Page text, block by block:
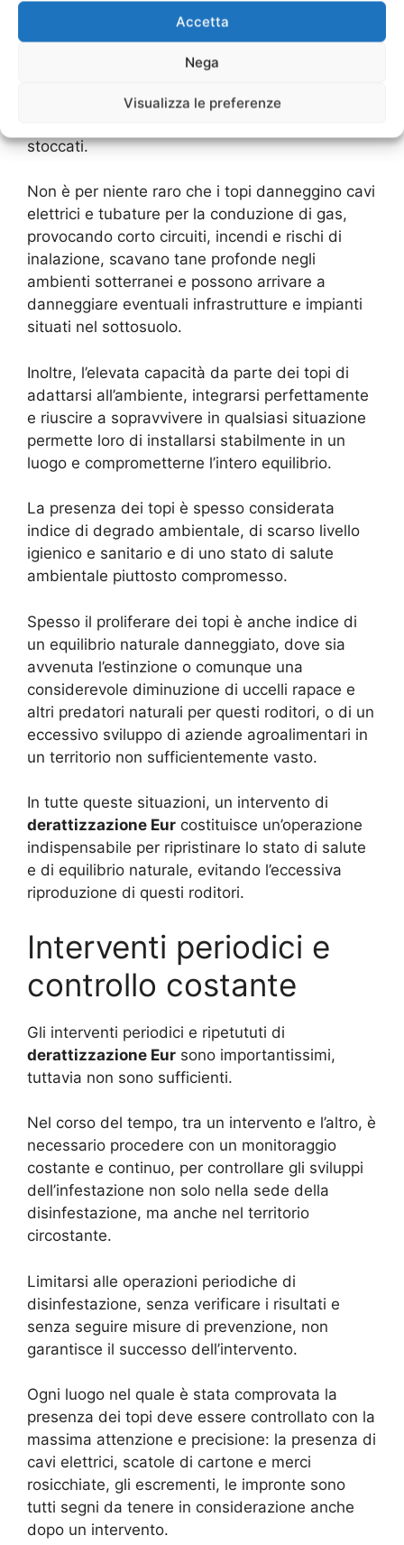
Accetta
Nega
Visualizza le preferenze
presenza dei topi
È bene considerare che i danni dovuti alla
contaminazione dei prodotti alimentari e degli
stoccati.
Non è per niente raro che i topi danneggino cavi
elettrici e tubature per la conduzione di gas,
provocando corto circuiti, incendi e rischi di
inalazione, scavano tane profonde negli
ambienti sotterranei e possono arrivare a
danneggiare eventuali infrastrutture e impianti
situati nel sottosuolo.
Inoltre, l’elevata capacità da parte dei topi di
adattarsi all’ambiente, integrarsi perfettamente
e riuscire a sopravvivere in qualsiasi situazione
permette loro di installarsi stabilmente in un
luogo e comprometterne l’intero equilibrio.
La presenza dei topi è spesso considerata
indice di degrado ambientale, di scarso livello
igienico e sanitario e di uno stato di salute
ambientale piuttosto compromesso.
Spesso il proliferare dei topi è anche indice di
un equilibrio naturale danneggiato, dove sia
avvenuta l’estinzione o comunque una
considerevole diminuzione di uccelli rapace e
altri predatori naturali per questi roditori, o di un
eccessivo sviluppo di aziende agroalimentari in
un territorio non sufficientemente vasto.
In tutte queste situazioni, un intervento di
derattizzazione Eur costituisce un’operazione
indispensabile per ripristinare lo stato di salute
e di equilibrio naturale, evitando l’eccessiva
riproduzione di questi roditori.
Interventi periodici e
controllo costante
Gli interventi periodici e ripetututi di
derattizzazione Eur sono importantissimi,
tuttavia non sono sufficienti.
Nel corso del tempo, tra un intervento e l’altro, è
necessario procedere con un monitoraggio
costante e continuo, per controllare gli sviluppi
dell’infestazione non solo nella sede della
disinfestazione, ma anche nel territorio
circostante.
Limitarsi alle operazioni periodiche di
disinfestazione, senza verificare i risultati e
senza seguire misure di prevenzione, non
garantisce il successo dell’intervento.
Ogni luogo nel quale è stata comprovata la
presenza dei topi deve essere controllato con la
massima attenzione e precisione: la presenza di
cavi elettrici, scatole di cartone e merci
rosicchiate, gli escrementi, le impronte sono
tutti segni da tenere in considerazione anche
dopo un intervento.